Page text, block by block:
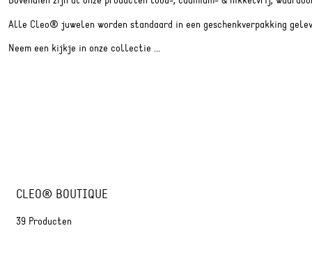
Alle Cleo® juwelen worden standaard in een geschenkverpakking
Neem een kijkje in onze collectie ...
CLEO® BOUTIQUE
39 Producten